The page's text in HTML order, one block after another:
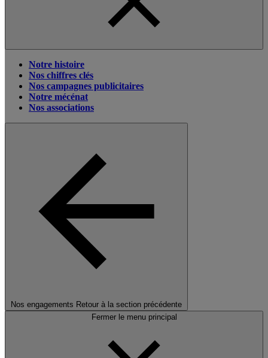
Notre histoire
Nos chiffres clés
Nos campagnes publicitaires
Notre mécénat
Nos associations
Nos engagements Retour à la section précédente
Fermer le menu principal